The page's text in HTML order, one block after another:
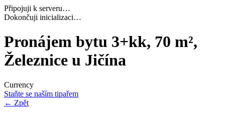
Připojuji k serveru…
Dokončuji inicializaci…
Pronájem bytu 3+kk, 70 m²,
Železnice u Jičína
Currency
Staňte se naším tipařem
← Zpět